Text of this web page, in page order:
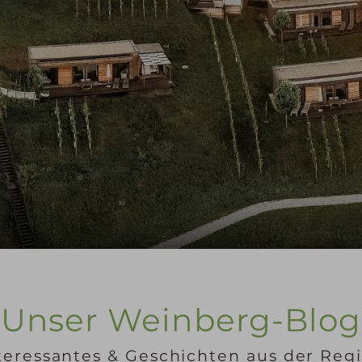
Unser Weinberg-Blog
& Geschichten aus der